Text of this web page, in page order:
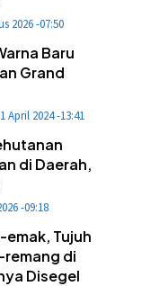
2026 -07:50
Baru
Grand
April 2024 -13:41
di Daerah,
-09:18
emak, Tujuh
remang di
Disegel